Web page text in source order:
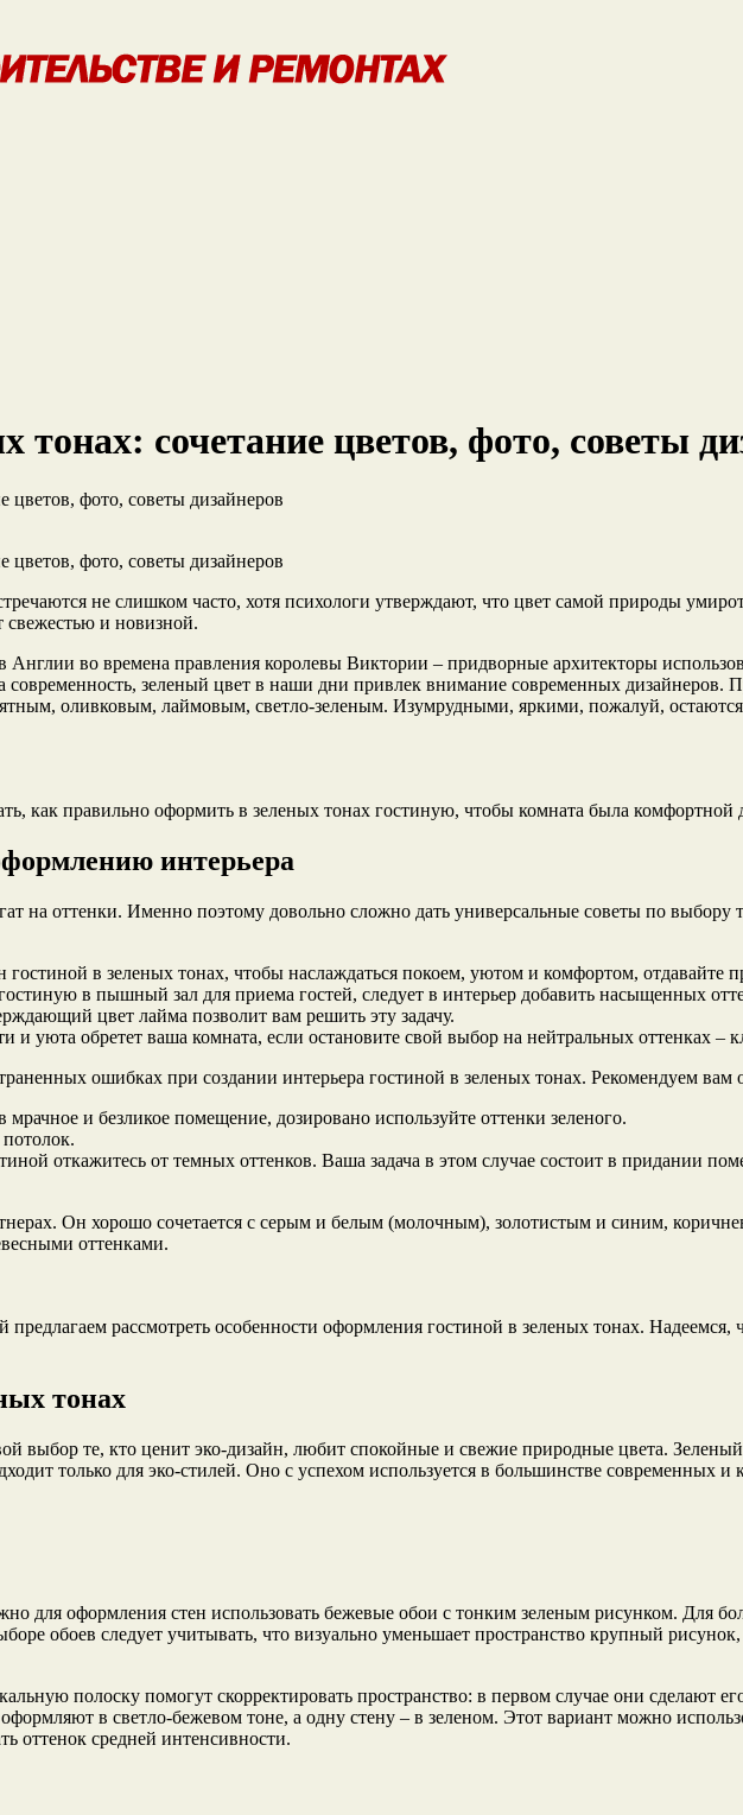
тонах: сочетание цветов, фото, советы
не слишком часто, хотя психологи утверждают, что цвет самой природы
свежестью и новизной.
Англии во времена правления королевы Виктории – придворные архитекторы
зеленый цвет в наши дни привлек внимание современных дизайнеров.
оливковым, лаймовым, светло-зеленым. Изумрудными, яркими, пожалуй,
как правильно оформить в зеленых тонах гостиную, чтобы комната была комфортной
интерьера
на оттенки. Именно поэтому довольно сложно дать универсальные советы по
гостиной в зеленых тонах, чтобы наслаждаться покоем, уютом и комфортом,
в пышный зал для приема гостей, следует в интерьер добавить насыщенных
цвет лайма позволит вам решить эту задачу.
и уюта обретет ваша комната, если остановите свой выбор на нейтральных оттенках
ошибках при создании интерьера гостиной в зеленых тонах. Рекомендуем вам
и безликое помещение, дозировано используйте оттенки зеленого.
откажитесь от темных оттенков. Ваша задача в этом случае состоит в придании
Он хорошо сочетается с серым и белым (молочным), золотистым и синим,
оттенками.
предлагаем рассмотреть особенности оформления гостиной в зеленых тонах.
тонах
выбор те, кто ценит эко-дизайн, любит спокойные и свежие природные цвета.
только для эко-стилей. Оно с успехом используется в большинстве современных и
для оформления стен использовать бежевые обои с тонким зеленым рисунком. Для
обоев следует учитывать, что визуально уменьшает пространство крупный
полоску помогут скорректировать пространство: в первом случае они сделают
в светло-бежевом тоне, а одну стену – в зеленом. Этот вариант можно
оттенок средней интенсивности.